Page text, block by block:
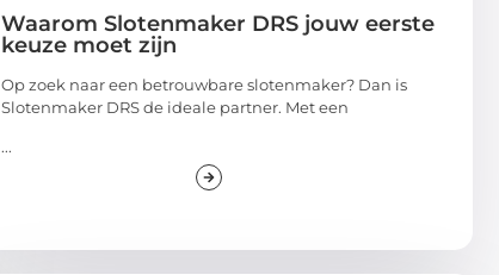
Waarom Slotenmaker DRS jouw eerste
keuze moet zijn
Op zoek naar een betrouwbare slotenmaker? Dan is
Slotenmaker DRS de ideale partner. Met een
...